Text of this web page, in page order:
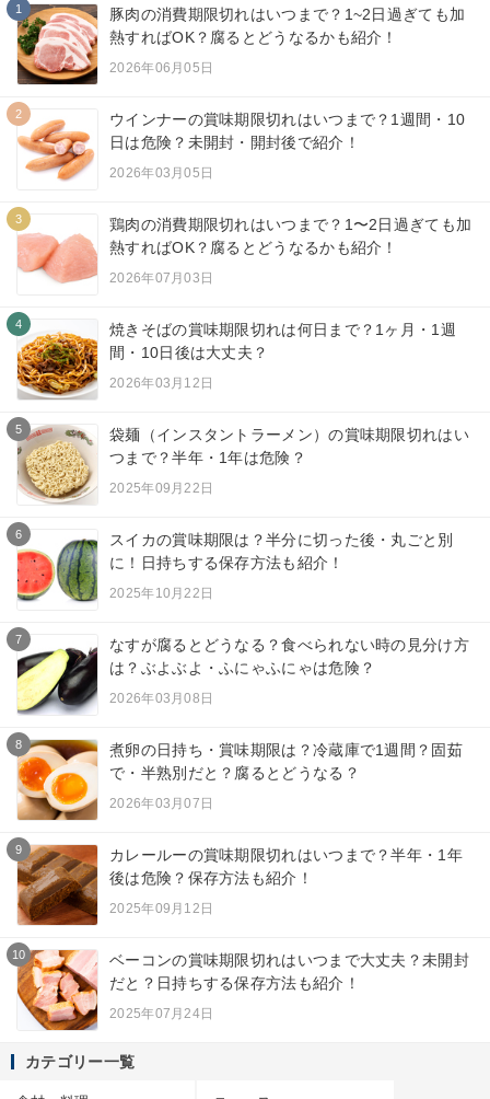
1
豚肉の消費期限切れはいつまで？1~2日過ぎても加
熱すればOK？腐るとどうなるかも紹介！
2026年06月05日
2
ウインナーの賞味期限切れはいつまで？1週間・10
日は危険？未開封・開封後で紹介！
2026年03月05日
3
鶏肉の消費期限切れはいつまで？1〜2日過ぎても加
熱すればOK？腐るとどうなるかも紹介！
2026年07月03日
4
焼きそばの賞味期限切れは何日まで？1ヶ月・1週
間・10日後は大丈夫？
2026年03月12日
5
袋麺（インスタントラーメン）の賞味期限切れはい
つまで？半年・1年は危険？
2025年09月22日
6
スイカの賞味期限は？半分に切った後・丸ごと別
に！日持ちする保存方法も紹介！
2025年10月22日
7
なすが腐るとどうなる？食べられない時の見分け方
は？ぶよぶよ・ふにゃふにゃは危険？
2026年03月08日
8
煮卵の日持ち・賞味期限は？冷蔵庫で1週間？固茹
で・半熟別だと？腐るとどうなる？
2026年03月07日
9
カレールーの賞味期限切れはいつまで？半年・1年
後は危険？保存方法も紹介！
2025年09月12日
10
ベーコンの賞味期限切れはいつまで大丈夫？未開封
だと？日持ちする保存方法も紹介！
2025年07月24日
カテゴリー一覧